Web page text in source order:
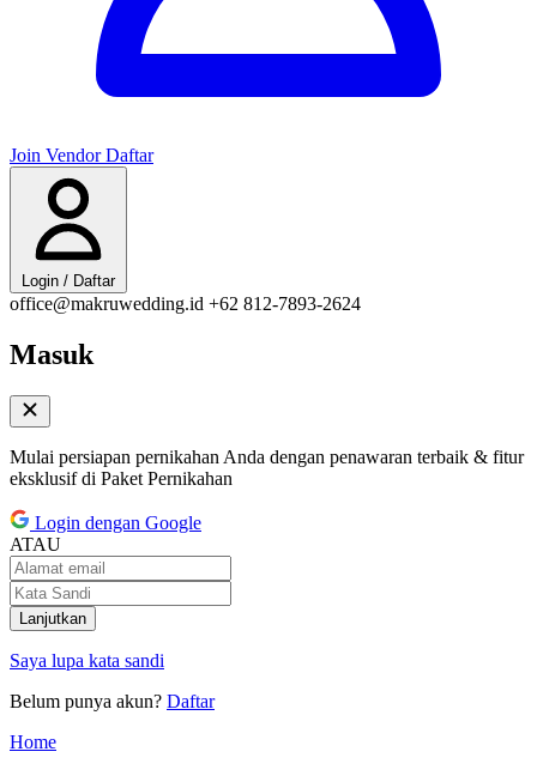
Join VendorDaftar
Login / Daftar
office@makruwedding.id +62 812-7893-2624
Masuk
Mulai persiapan pernikahan Anda dengan penawaran terbaik & fitur
eksklusif di Paket Pernikahan
Login dengan Google
ATAU
Lanjutkan
Saya lupa kata sandi
Belum punya akun? Daftar
Home